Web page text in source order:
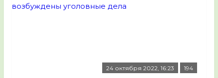
24 октября 2022, 16:23 194